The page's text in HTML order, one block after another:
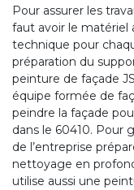
Pour assurer les
faut avoir le matériel
technique pour
préparation du
peinture de façade
équipe formée de
peindre la façade
dans le 60410. Pour
de l’entreprise
nettoyage en
utilise aussi une